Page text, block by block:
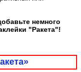
немного
"Ракета"!